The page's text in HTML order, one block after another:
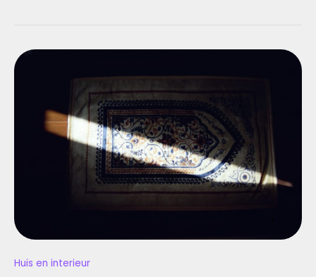
Huis en interieur
HET
VLOERKLEED
ZWARTE
BANK:
KLEUR